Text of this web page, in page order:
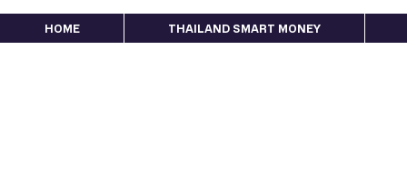
HOME THAILAND SMART MONEY